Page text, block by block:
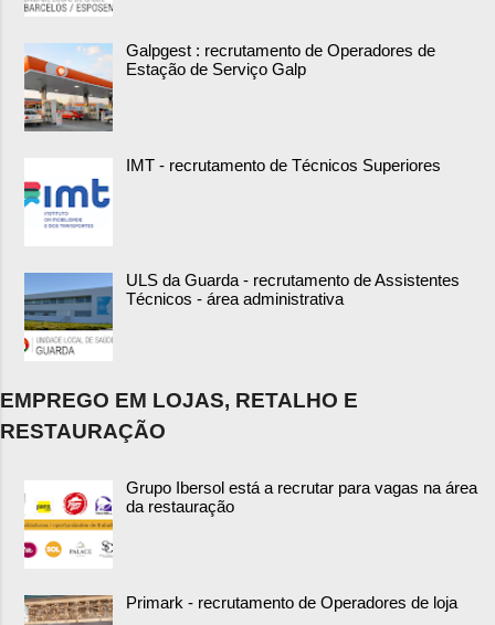
Galpgest : recrutamento de Operadores de
Estação de Serviço Galp
IMT - recrutamento de Técnicos Superiores
ULS da Guarda - recrutamento de Assistentes
Técnicos - área administrativa
EMPREGO EM LOJAS, RETALHO E
RESTAURAÇÃO
Grupo Ibersol está a recrutar para vagas na área
da restauração
Primark - recrutamento de Operadores de loja